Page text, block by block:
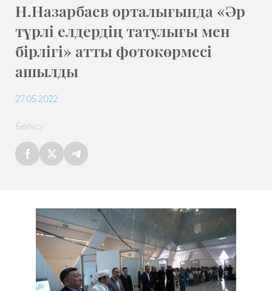
Н.Назарбаев орталығында «Әр
түрлі елдердің татулығы мен
бірлігі» атты фотокөрмесі
ашылды
27.05.2022
Бөлісу